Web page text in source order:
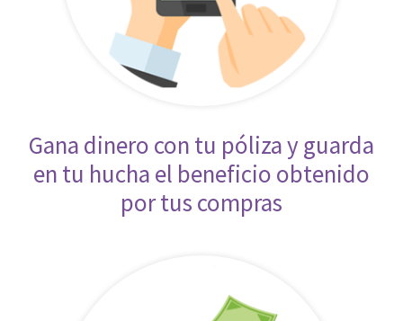
Gana dinero con tu póliza y guarda
en tu hucha el beneficio obtenido
por tus compras